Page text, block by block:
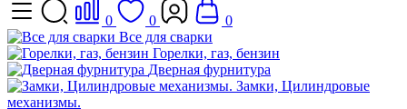
0 0
0
Все для сварки
Горелки, газ, бензин
Дверная фурнитура
Замки, Цилиндровые
механизмы.